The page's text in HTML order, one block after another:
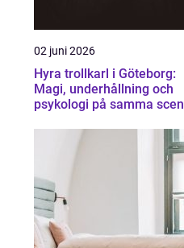
02 juni 2026
Hyra trollkarl i Göteborg:
Magi, underhållning och
psykologi på samma scen